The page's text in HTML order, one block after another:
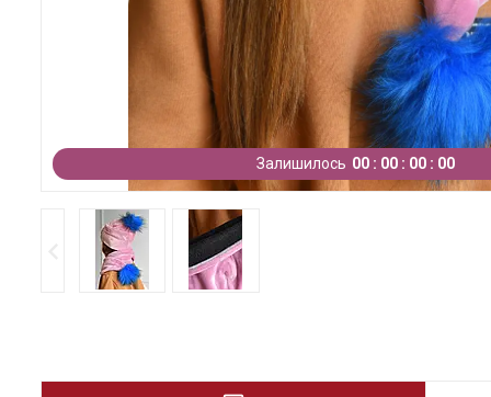
Залишилось 00 00 00 00